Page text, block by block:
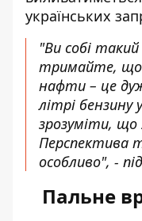
українських
"Ви собі
тримайте, що
нафти – це
літрі бензину
зрозуміти, що
Перспектива
особливо", -
Пальне